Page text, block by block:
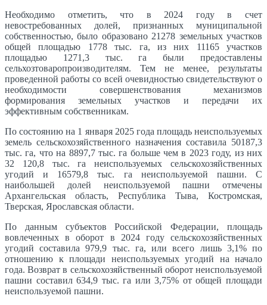
Необходимо отметить, что в 2024 году в счет
невостребованных долей, признанных муниципальной
собственностью, было образовано 21278 земельных участков
общей площадью 1778 тыс. га, из них 11165 участков
площадью 1271,3 тыс. га были предоставлены
сельхозтоваропроизводителям. Тем не менее, результаты
проведенной работы со всей очевидностью свидетельствуют о
необходимости совершенствования механизмов
формирования земельных участков и передачи их
эффективным собственникам.
По состоянию на 1 января 2025 года площадь неиспользуемых
земель сельскохозяйственного назначения составила 50187,3
тыс. га, что на 8897,7 тыс. га больше чем в 2023 году, из них
32 120,8 тыс. га неиспользуемых сельскохозяйственных
угодий и 16579,8 тыс. га неиспользуемой пашни. С
наибольшей долей неиспользуемой пашни отмечены
Архангельская область, Республика Тыва, Костромская,
Тверская, Ярославская области.
По данным субъектов Российской Федерации, площадь
вовлеченных в оборот в 2024 году сельскохозяйственных
угодий составила 979,9 тыс. га, или всего лишь 3,1% по
отношению к площади неиспользуемых угодий на начало
года. Возврат в сельскохозяйственный оборот неиспользуемой
пашни составил 634,9 тыс. га или 3,75% от общей площади
неиспользуемой пашни.